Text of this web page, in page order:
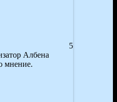
5
Албена
мнение.